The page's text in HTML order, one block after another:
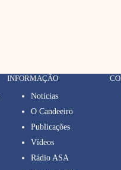
INFORMAÇÃO
Notícias
O Candeeiro
Publicações
Vídeos
Rádio ASA